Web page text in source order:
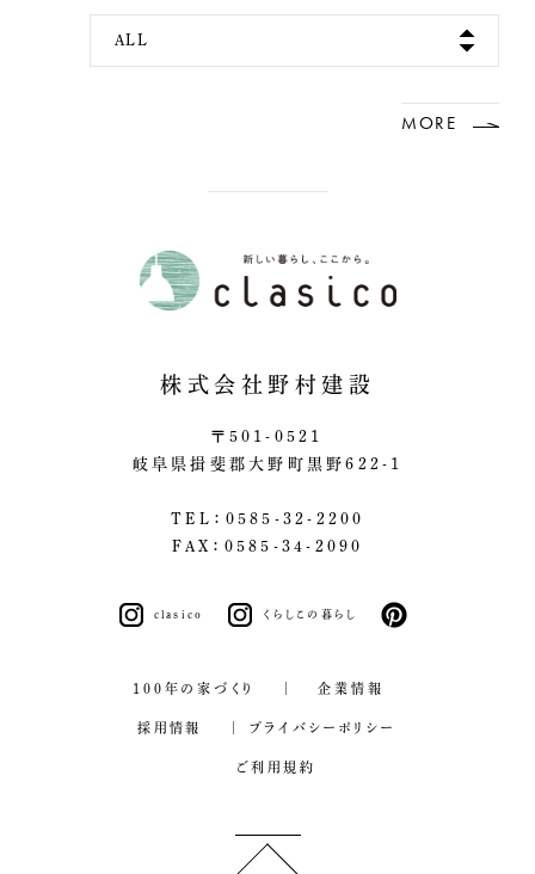
ALL
MORE
株式会社野村建設
〒501-0521
岐阜県揖斐郡大野町黒野622-1
TEL：0585-32-2200
FAX：0585-34-2090
clasico くらしこの暮らし
100年の家づくり 企業情報
採用情報 プライバシーポリシー
ご利用規約